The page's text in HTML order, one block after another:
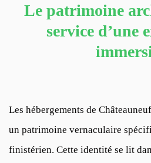
Le patrimoine
service d’une
Les hébergements de
un patrimoine vernaculaire
finistérien. Cette identité se lit